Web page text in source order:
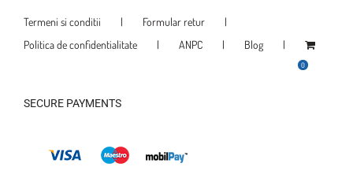
Termeni si conditii
Formular retur
Politica de confidentialitate
ANPC Blog
0
SECURE PAYMENTS